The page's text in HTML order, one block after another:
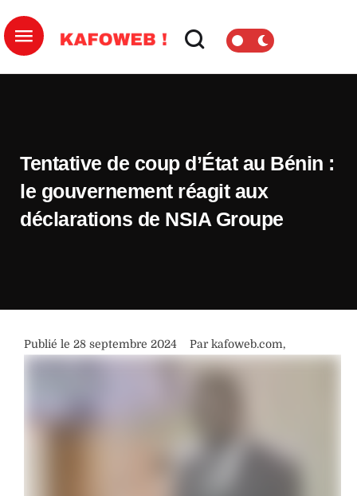
Tentative de coup d’État au Bénin :
le gouvernement réagit aux
déclarations de NSIA Groupe
Publié le 28 septembre 2024 Par kafoweb.com,